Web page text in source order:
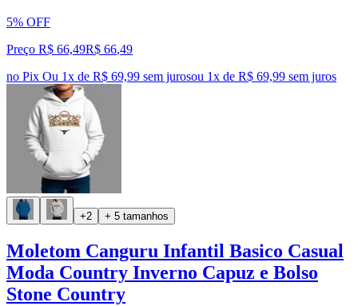
5% OFF
Preço R$ 66,49R$ 66,49
no Pix Ou 1x de R$ 69,99 sem jurosou 1x de R$ 69,99 sem juros
+2 + 5 tamanhos
Moletom Canguru Infantil Basico Casual
Moda Country Inverno Capuz e Bolso
Stone Country